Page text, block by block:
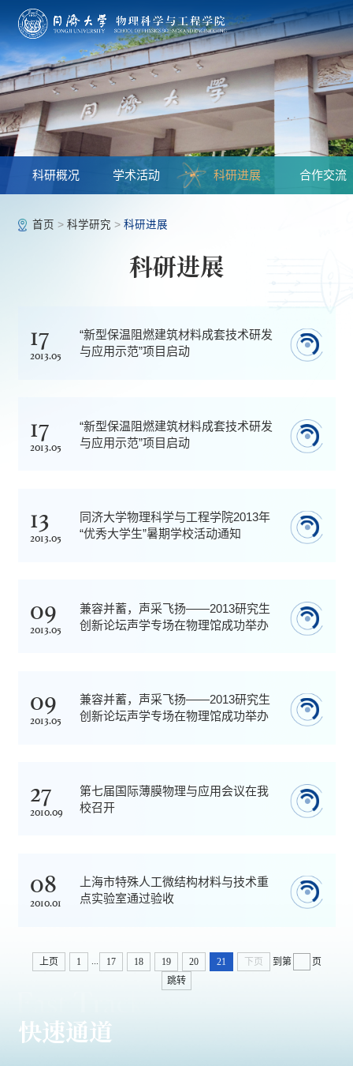
科研概况 学术活动 科研进展 合作交流
科研进展
首页 >科学研究 >科研进展
17
2013.05
“新型保温阻燃建筑材料成套技术研发
与应用示范”项目启动
17
2013.05
“新型保温阻燃建筑材料成套技术研发
与应用示范”项目启动
13
2013.05
同济大学物理科学与工程学院2013年
“优秀大学生”暑期学校活动通知
09
2013.05
兼容并蓄，声采飞扬——2013研究生
创新论坛声学专场在物理馆成功举办
09
2013.05
兼容并蓄，声采飞扬——2013研究生
创新论坛声学专场在物理馆成功举办
27
2010.09
第七届国际薄膜物理与应用会议在我
校召开
08
2010.01
上海市特殊人工微结构材料与技术重
点实验室通过验收
上页 1 ... 17 18 19 20 21 下页 到第
页
跳转
快速通道